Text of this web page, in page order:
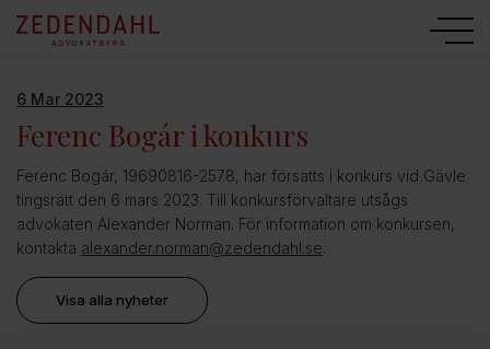
6 Mar 2023
Ferenc Bogár i konkurs
Ferenc Bogár, 19690816-2578, har försatts i konkurs vid Gävle
tingsrätt den 6 mars 2023. Till konkursförvaltare utsågs
advokaten Alexander Norman. För information om konkursen,
kontakta alexander.norman@zedendahl.se.
Visa alla nyheter